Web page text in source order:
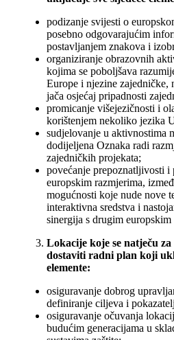
podizanje svijesti o
posebno odgovarajućim
postavljanjem znakova i
organiziranje obrazovnih
kojima se poboljšava
Europe i njezine zajedničke,
jača osjećaj pripadnosti
promicanje višejezičnosti i
korištenjem nekoliko jezika
sudjelovanje u aktivnostima
dodijeljena Oznaka radi
zajedničkih projekata;
povećanje prepoznatljivosti
europskim razmjerima,
mogućnosti koje nude nove
interaktivna sredstva i
sinergija s drugim
Lokacije koje se natječu
dostaviti radni plan koji
elemente:
osiguravanje dobrog
definiranje ciljeva i
osiguravanje očuvanja
budućim generacijama u